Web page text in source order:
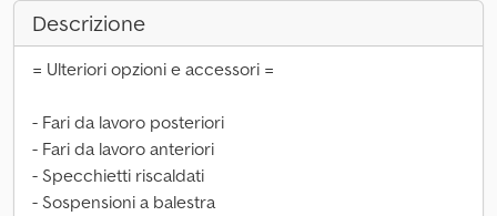
Descrizione
= Ulteriori opzioni e accessori =
- Fari da lavoro posteriori
- Fari da lavoro anteriori
- Specchietti riscaldati
- Sospensioni a balestra